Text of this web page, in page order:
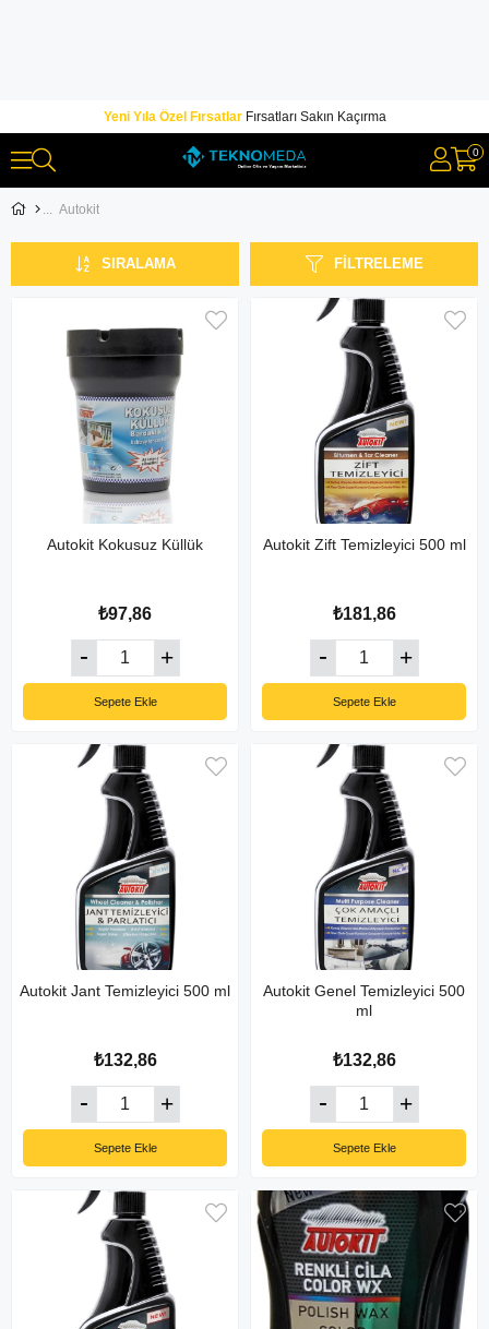
Yeni Yıla Özel FırsatlarFırsatları Sakın Kaçırma
0
Autokit
FILTRELEME
SIRALAMA
Autokit Kokusuz Küllük
₺97,86
Sepete Ekle
Autokit Zift Temizleyici 500 ml
₺181,86
Sepete Ekle
Autokit Jant Temizleyici 500 ml
₺132,86
Sepete Ekle
Autokit Genel Temizleyici 500
ml
₺132,86
Sepete Ekle